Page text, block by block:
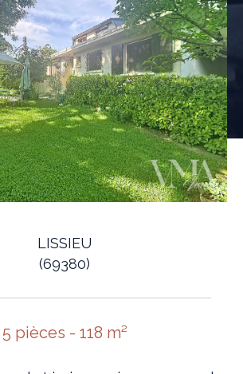
LISSIEU
(69380)
5 pièces - 118 m²